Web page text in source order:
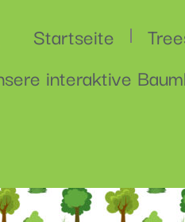
Startseite
interaktive